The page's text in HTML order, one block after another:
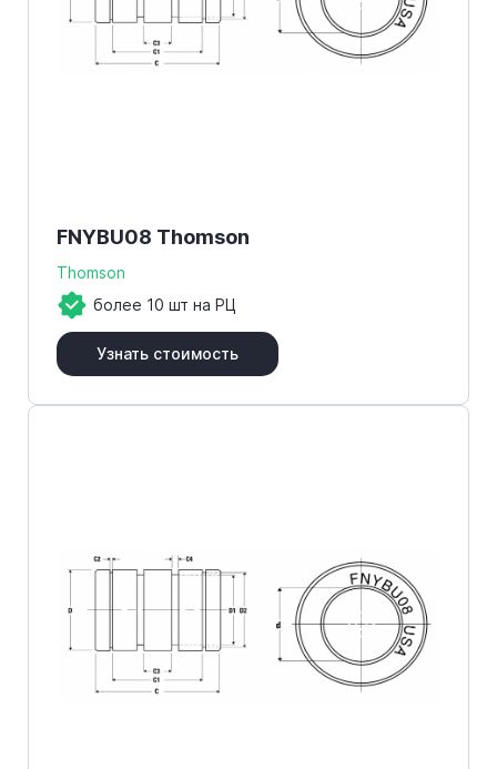
FNYBU08 Thomson
Thomson
более 10 шт на РЦ
Узнать стоимость